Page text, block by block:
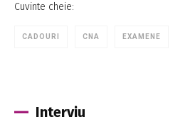
Cuvinte cheie:
CADOURI CNA EXAMENE
Interviu